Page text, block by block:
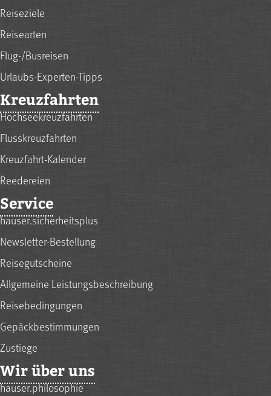
Reiseziele
Reisearten
Flug-/Busreisen
Urlaubs-Experten-Tipps
Kreuzfahrten
Hochseekreuzfahrten
Flusskreuzfahrten
Kreuzfahrt-Kalender
Reedereien
Service
hauser.sicherheitsplus
Newsletter-Bestellung
Reisegutscheine
Allgemeine Leistungsbeschreibung
Reisebedingungen
Gepäckbestimmungen
Zustiege
Wir über uns
hauser.philosophie